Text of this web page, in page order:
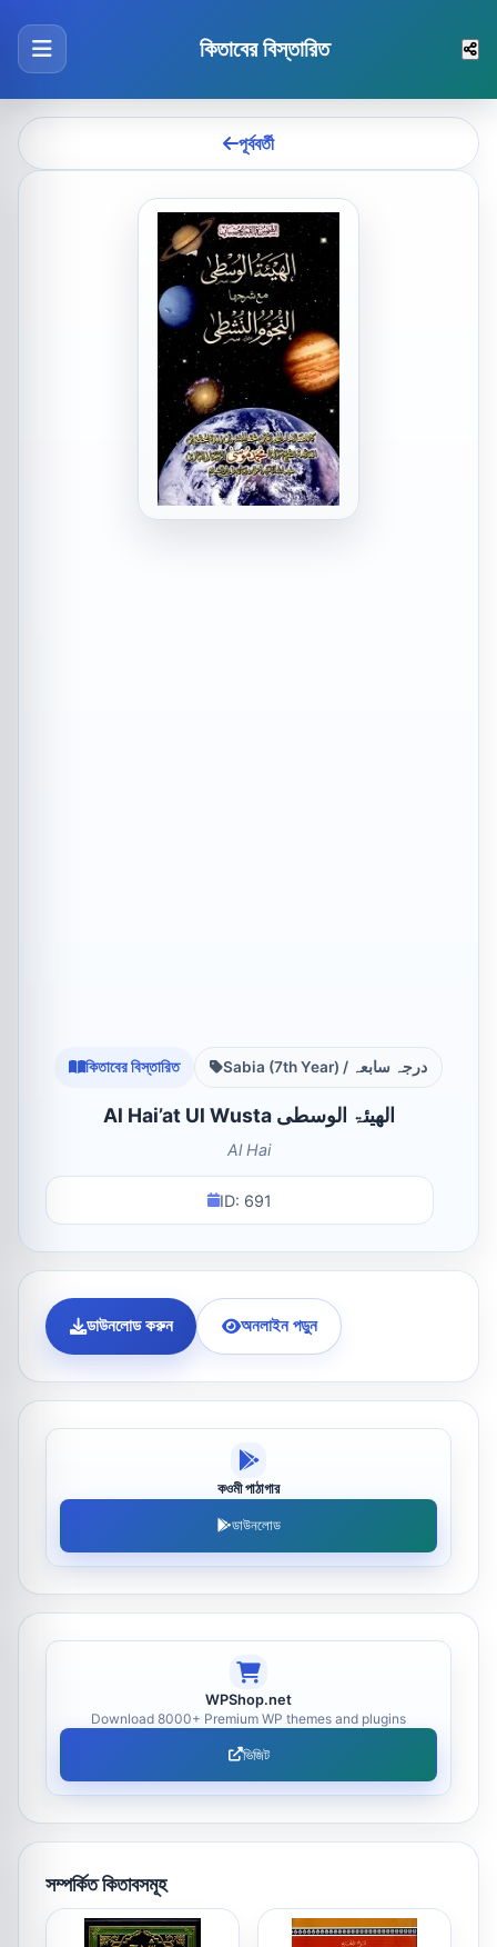
কিতাবের বিস্তারিত
পূর্ববর্তী
কিতাবের বিস্তারিত Sabia (7th Year) / درجہ سابعہ
Al Hai’at Ul Wusta الھیئۃ الوسطی
Al Hai
ID: 691
ডাউনলোড করুন অনলাইন পড়ুন
কওমী পাঠাগার
ডাউনলোড
WPShop.net
Download 8000+ Premium WP themes and plugins
ভিজিট
সম্পর্কিত কিতাবসমূহ